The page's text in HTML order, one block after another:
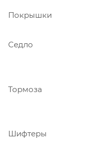
Покрышки
Седло
Тормоза
Шифтеры